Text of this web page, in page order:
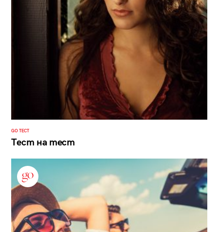
GO ТЕСТ
Тест на тест